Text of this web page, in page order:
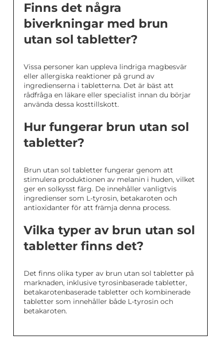
Finns det några
biverkningar med brun
utan sol tabletter?
Vissa personer kan uppleva lindriga magbesvär
eller allergiska reaktioner på grund av
ingredienserna i tabletterna. Det är bäst att
rådfråga en läkare eller specialist innan du börjar
använda dessa kosttillskott.
Hur fungerar brun utan sol
tabletter?
Brun utan sol tabletter fungerar genom att
stimulera produktionen av melanin i huden, vilket
ger en solkysst färg. De innehåller vanligtvis
ingredienser som L-tyrosin, betakaroten och
antioxidanter för att främja denna process.
Vilka typer av brun utan sol
tabletter finns det?
Det finns olika typer av brun utan sol tabletter på
marknaden, inklusive tyrosinbaserade tabletter,
betakarotenbaserade tabletter och kombinerade
tabletter som innehåller både L-tyrosin och
betakaroten.